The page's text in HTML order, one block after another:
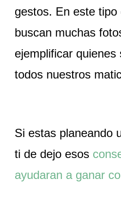
gestos. En este
buscan muchas
ejemplificar quienes
todos nuestros
Si estas planeando
ti de dejo esos
ayudaran a ganar